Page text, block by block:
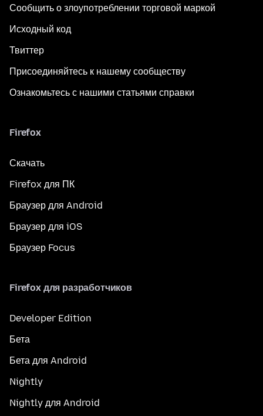
Сообщить о злоупотреблении торговой маркой
Исходный код
Твиттер
Присоединяйтесь к нашему сообществу
Ознакомьтесь с нашими статьями справки
Firefox
Скачать
Firefox для ПК
Браузер для Android
Браузер для iOS
Браузер Focus
Firefox для разработчиков
Developer Edition
Бета
Бета для Android
Nightly
Nightly для Android